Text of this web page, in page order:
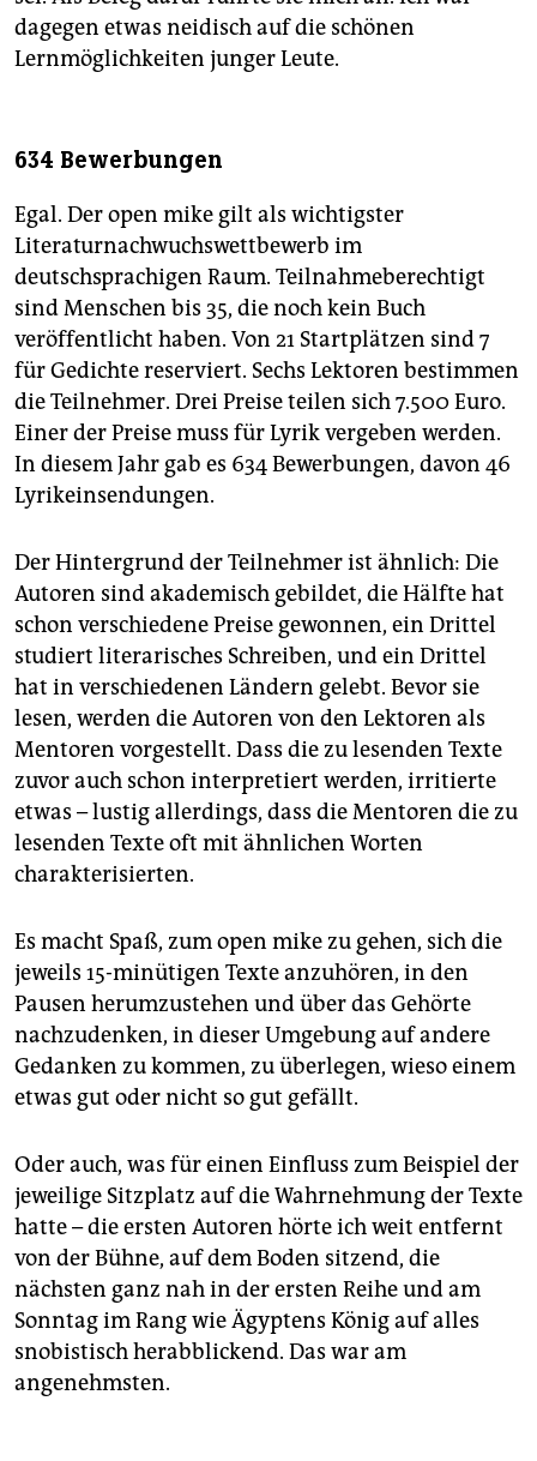
dagegen etwas neidisch auf die schönen
Lernmöglichkeiten junger Leute.
634 Bewerbungen
Egal. Der open mike gilt als wichtigster
Literaturnachwuchswettbewerb im
deutschsprachigen Raum. Teilnahmeberechtigt
sind Menschen bis 35, die noch kein Buch
veröffentlicht haben. Von 21 Startplätzen sind 7
für Gedichte reserviert. Sechs Lektoren bestimmen
die Teilnehmer. Drei Preise teilen sich 7.500 Euro.
Einer der Preise muss für Lyrik vergeben werden.
In diesem Jahr gab es 634 Bewerbungen, davon 46
Lyrikeinsendungen.
Der Hintergrund der Teilnehmer ist ähnlich: Die
Autoren sind akademisch gebildet, die Hälfte hat
schon verschiedene Preise gewonnen, ein Drittel
studiert literarisches Schreiben, und ein Drittel
hat in verschiedenen Ländern gelebt. Bevor sie
lesen, werden die Autoren von den Lektoren als
Mentoren vorgestellt. Dass die zu lesenden Texte
zuvor auch schon interpretiert werden, irritierte
etwas – lustig allerdings, dass die Mentoren die zu
lesenden Texte oft mit ähnlichen Worten
charakterisierten.
Es macht Spaß, zum open mike zu gehen, sich die
jeweils 15-minütigen Texte anzuhören, in den
Pausen herumzustehen und über das Gehörte
nachzudenken, in dieser Umgebung auf andere
Gedanken zu kommen, zu überlegen, wieso einem
etwas gut oder nicht so gut gefällt.
Oder auch, was für einen Einfluss zum Beispiel der
jeweilige Sitzplatz auf die Wahrnehmung der Texte
hatte – die ersten Autoren hörte ich weit entfernt
von der Bühne, auf dem Boden sitzend, die
nächsten ganz nah in der ersten Reihe und am
Sonntag im Rang wie Ägyptens König auf alles
snobistisch herabblickend. Das war am
angenehmsten.